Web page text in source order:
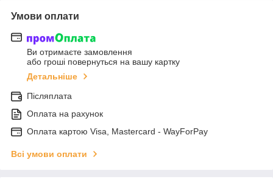
Умови оплати
Ви отримаєте замовлення
або гроші повернуться на вашу картку
Детальніше
Післяплата
Оплата на рахунок
Оплата картою Visa, Mastercard - WayForPay
Всі умови оплати